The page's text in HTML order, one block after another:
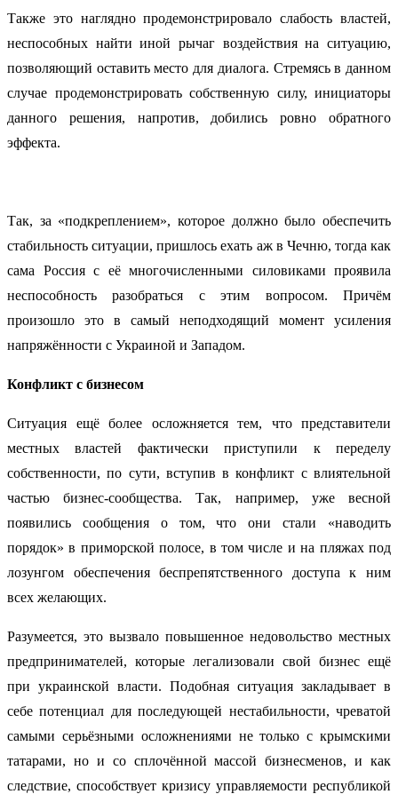
Также это наглядно продемонстрировало слабость властей,
неспособных найти иной рычаг воздействия на ситуацию,
позволяющий оставить место для диалога. Стремясь в данном
случае продемонстрировать собственную силу, инициаторы
данного решения, напротив, добились ровно обратного
эффекта.
Так, за «подкреплением», которое должно было обеспечить
стабильность ситуации, пришлось ехать аж в Чечню, тогда как
сама Россия с её многочисленными силовиками проявила
неспособность разобраться с этим вопросом. Причём
произошло это в самый неподходящий момент усиления
напряжённости с Украиной и Западом.
Конфликт с бизнесом
Ситуация ещё более осложняется тем, что представители
местных властей фактически приступили к переделу
собственности, по сути, вступив в конфликт с влиятельной
частью бизнес-сообщества. Так, например, уже весной
появились сообщения о том, что они стали «наводить
порядок» в приморской полосе, в том числе и на пляжах под
лозунгом обеспечения беспрепятственного доступа к ним
всех желающих.
Разумеется, это вызвало повышенное недовольство местных
предпринимателей, которые легализовали свой бизнес ещё
при украинской власти. Подобная ситуация закладывает в
себе потенциал для последующей нестабильности, чреватой
самыми серьёзными осложнениями не только с крымскими
татарами, но и со сплочённой массой бизнесменов, и как
следствие, способствует кризису управляемости республикой